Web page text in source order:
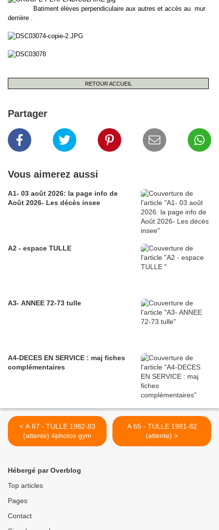
Batiment élèves perpendiculaire aux autres et accès au mur
derrière .
RETOUR ACCUEIL
Partager
Vous aimerez aussi
A1- 03 août 2026: la page info de
Août 2026- Les décès insee
A2 - espace TULLE
A3- ANNEE 72-73 tulle
A4-DECES EN SERVICE : maj fiches
complémentaires
< A 67 - TULLE 1982-83
(attente) 4photos gym
A 65 - TULLE 1981-82
(attente) >
Hébergé par Overblog
Top articles
Pages
Contact